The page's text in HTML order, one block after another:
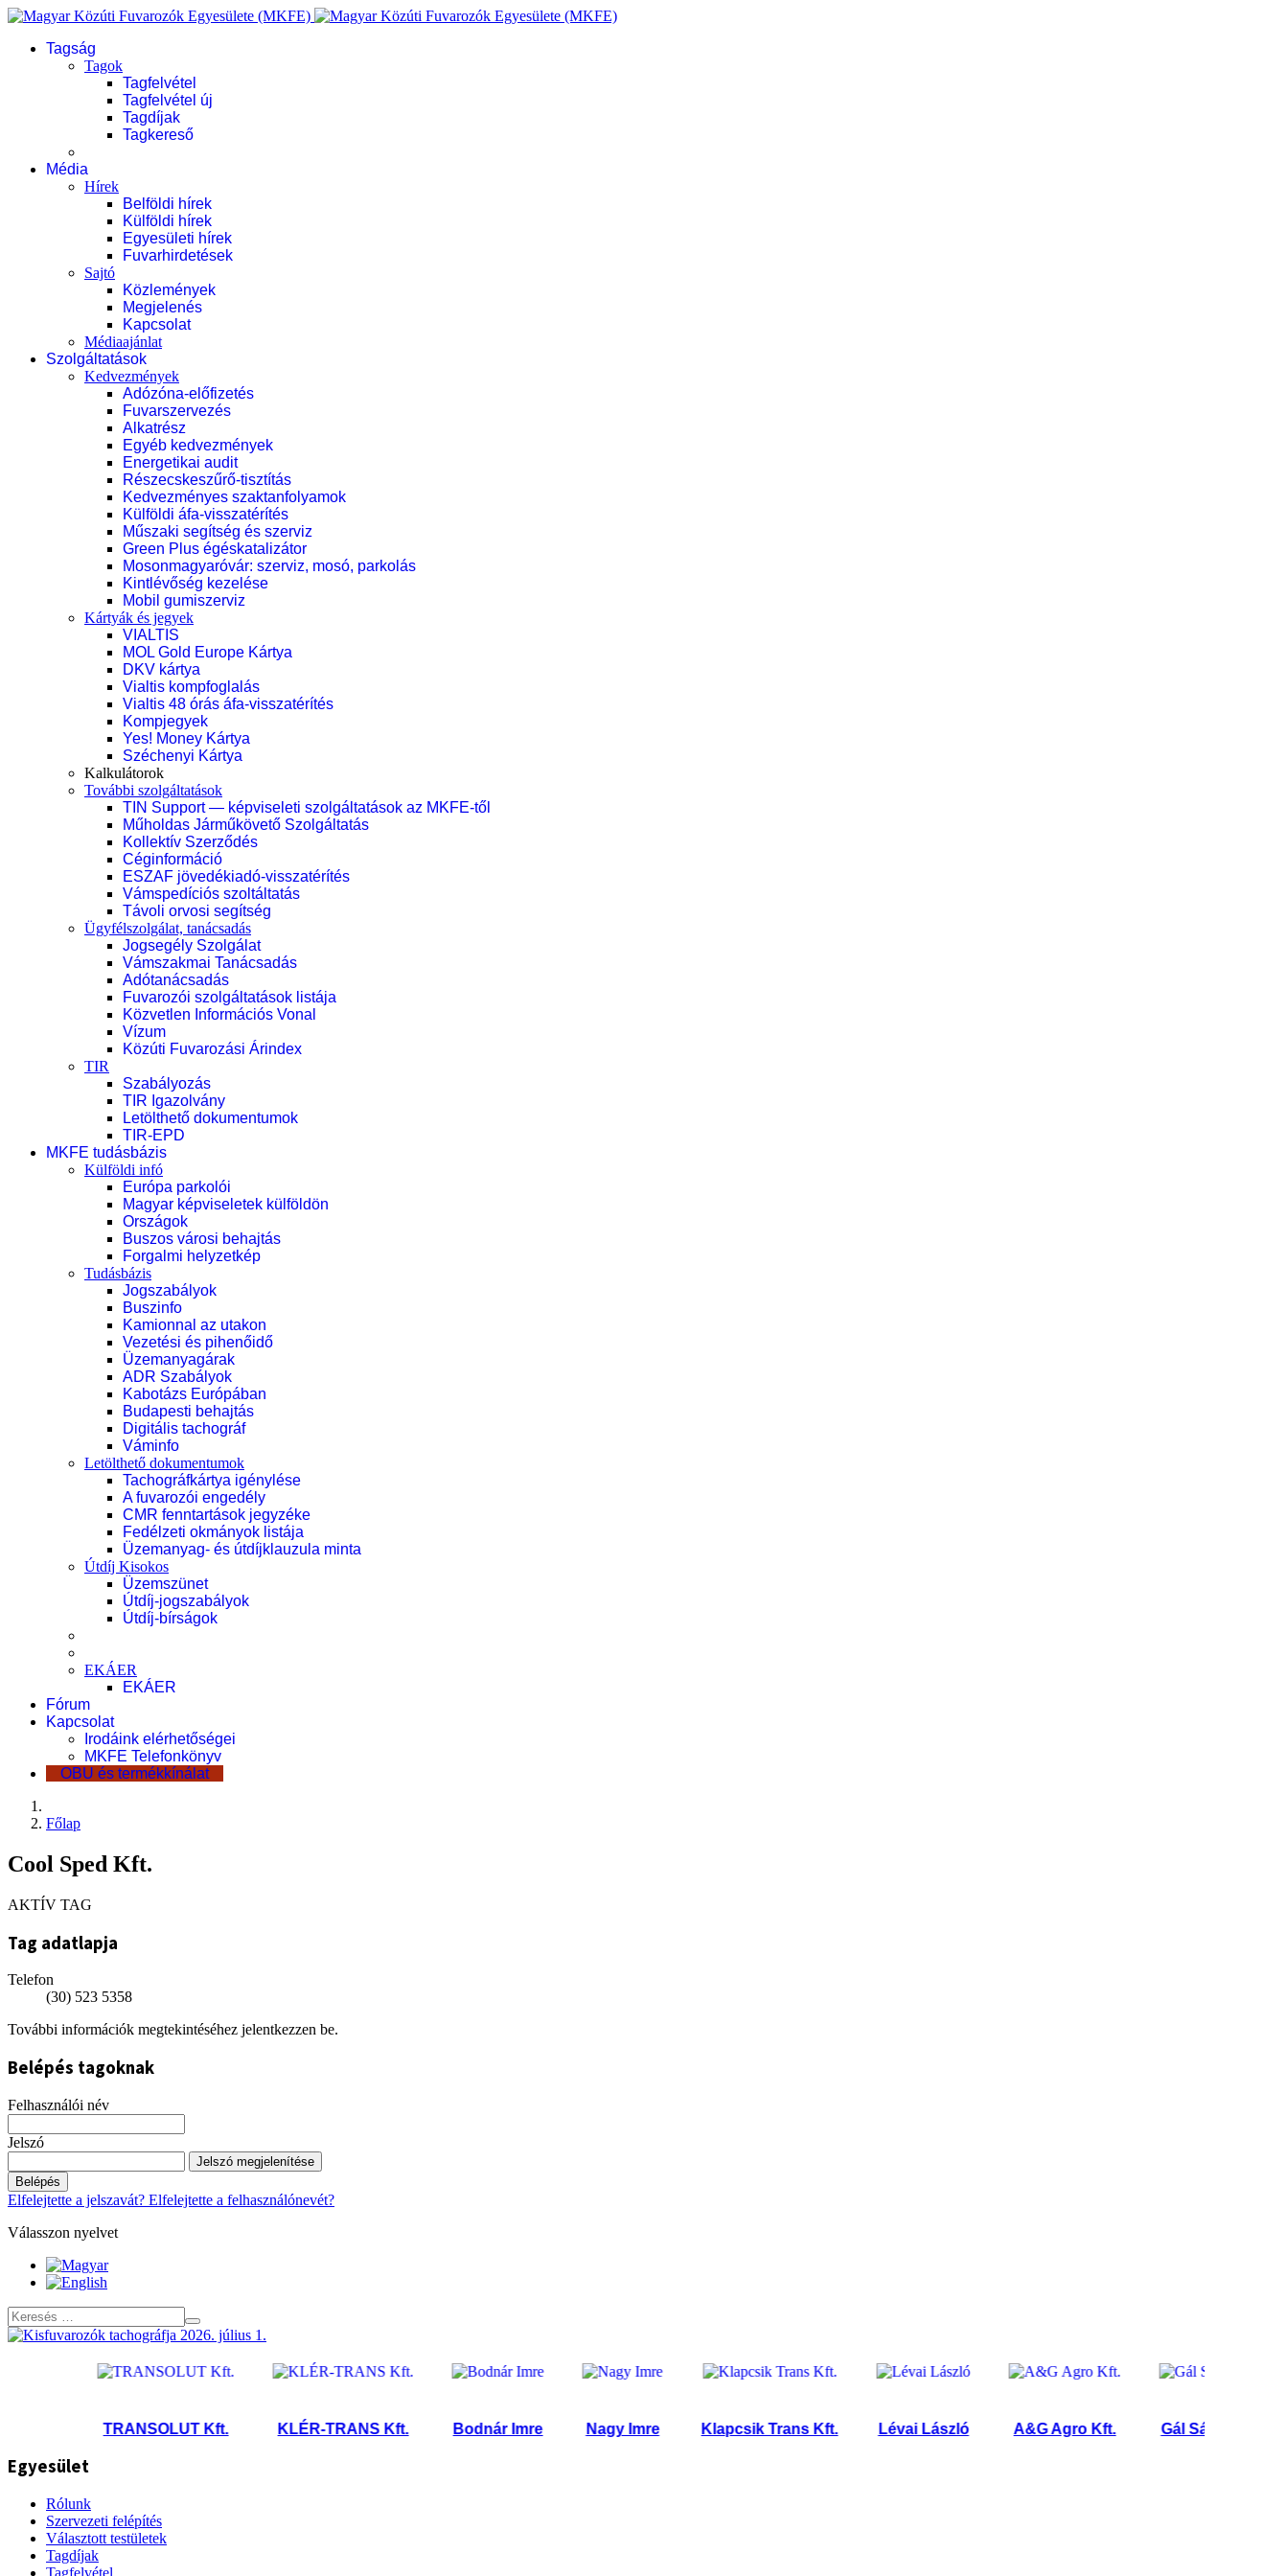
Tagság
Tagok
Tagfelvétel
Tagfelvétel új
Tagdíjak
Tagkereső
Média
Hírek
Belföldi hírek
Külföldi hírek
Egyesületi hírek
Fuvarhirdetések
Sajtó
Közlemények
Megjelenés
Kapcsolat
Médiaajánlat
Szolgáltatások
Kedvezmények
Adózóna-előfizetés
Fuvarszervezés
Alkatrész
Egyéb kedvezmények
Energetikai audit
Részecskeszűrő-tisztítás
Kedvezményes szaktanfolyamok
Külföldi áfa-visszatérítés
Műszaki segítség és szerviz
Green Plus égéskatalizátor
Mosonmagyaróvár: szerviz, mosó, parkolás
Kintlévőség kezelése
Mobil gumiszerviz
Kártyák és jegyek
VIALTIS
MOL Gold Europe Kártya
DKV kártya
Vialtis kompfoglalás
Vialtis 48 órás áfa-visszatérítés
Kompjegyek
Yes! Money Kártya
Széchenyi Kártya
Kalkulátorok
További szolgáltatások
TIN Support — képviseleti szolgáltatások az MKFE-től
Műholdas Járműkövető Szolgáltatás
Kollektív Szerződés
Céginformáció
ESZAF jövedékiadó-visszatérítés
Vámspedíciós szoltáltatás
Távoli orvosi segítség
Ügyfélszolgálat, tanácsadás
Jogsegély Szolgálat
Vámszakmai Tanácsadás
Adótanácsadás
Fuvarozói szolgáltatások listája
Közvetlen Információs Vonal
Vízum
Közúti Fuvarozási Árindex
TIR
Szabályozás
TIR Igazolvány
Letölthető dokumentumok
TIR-EPD
MKFE tudásbázis
Külföldi infó
Európa parkolói
Magyar képviseletek külföldön
Országok
Buszos városi behajtás
Forgalmi helyzetkép
Tudásbázis
Jogszabályok
Buszinfo
Kamionnal az utakon
Vezetési és pihenőidő
Üzemanyagárak
ADR Szabályok
Kabotázs Európában
Budapesti behajtás
Digitális tachográf
Váminfo
Letölthető dokumentumok
Tachográfkártya igénylése
A fuvarozói engedély
CMR fenntartások jegyzéke
Fedélzeti okmányok listája
Üzemanyag- és útdíjklauzula minta
Útdíj Kisokos
Üzemszünet
Útdíj-jogszabályok
Útdíj-bírságok
EKÁER
EKÁER
Fórum
Kapcsolat
Irodáink elérhetőségei
MKFE Telefonkönyv
OBU és termékkínálat
Főlap
Cool Sped Kft.
AKTÍV TAG
Tag adatlapja
Telefon
(30) 523 5358
További információk megtekintéséhez jelentkezzen be.
Belépés tagoknak
Felhasználói név
Jelszó
Jelszó megjelenítése
Belépés
Elfelejtette a jelszavát? Elfelejtette a felhasználónevét?
Válasszon nyelvet
TRANSOLUT Kft. KLÉR-TRANS Kft. Bodnár Imre Nagy Imre Klapcsik Trans Kft. Lévai László A&G Agro Kft. Gál Sándor
Egyesület
Rólunk
Szervezeti felépítés
Választott testületek
Tagdíjak